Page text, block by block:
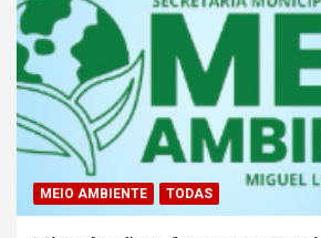
MEIO AMBIENTE TODAS